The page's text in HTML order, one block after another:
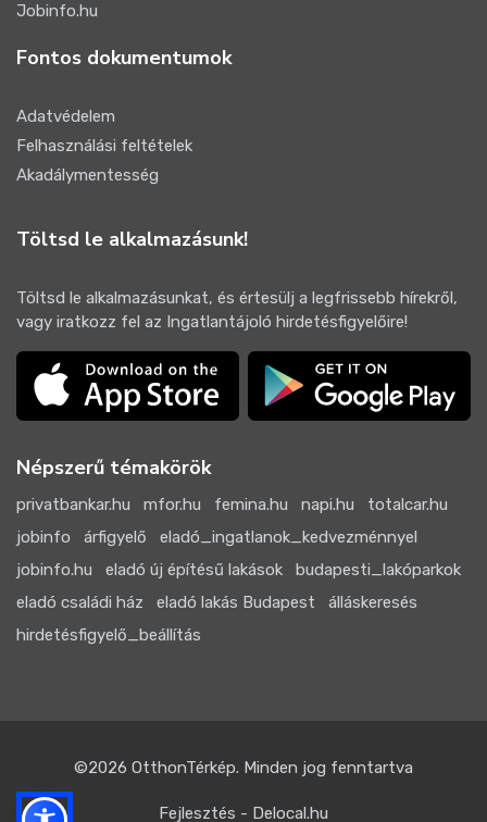
Jobinfo.hu
Fontos dokumentumok
Adatvédelem
Felhasználási feltételek
Akadálymentesség
Töltsd le alkalmazásunk!
Töltsd le alkalmazásunkat, és értesülj a legfrissebb hírekről,
vagy iratkozz fel az Ingatlantájoló hirdetésfigyelőire!
Népszerű témakörök
privatbankar.hu mfor.hu femina.hu napi.hu
totalcar.hu
jobinfo
árfigyelő
eladó_ingatlanok_kedvezménnyel
jobinfo.hu
eladó új építésű lakások
budapesti_lakóparkok
eladó családi ház
eladó lakás Budapest
álláskeresés
hirdetésfigyelő_beállítás
©2026 OtthonTérkép. Minden jog fenntartva
Fejlesztés - Delocal.hu